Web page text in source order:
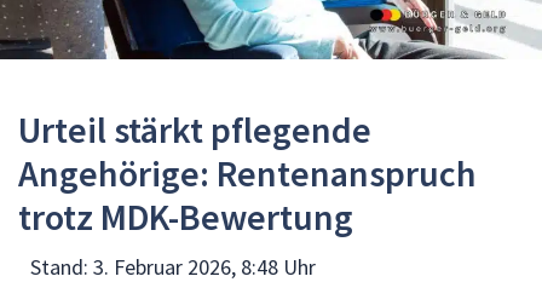
Urteil stärkt pflegende
Angehörige: Rentenanspruch
trotz MDK-Bewertung
Stand: 3. Februar 2026, 8:48 Uhr